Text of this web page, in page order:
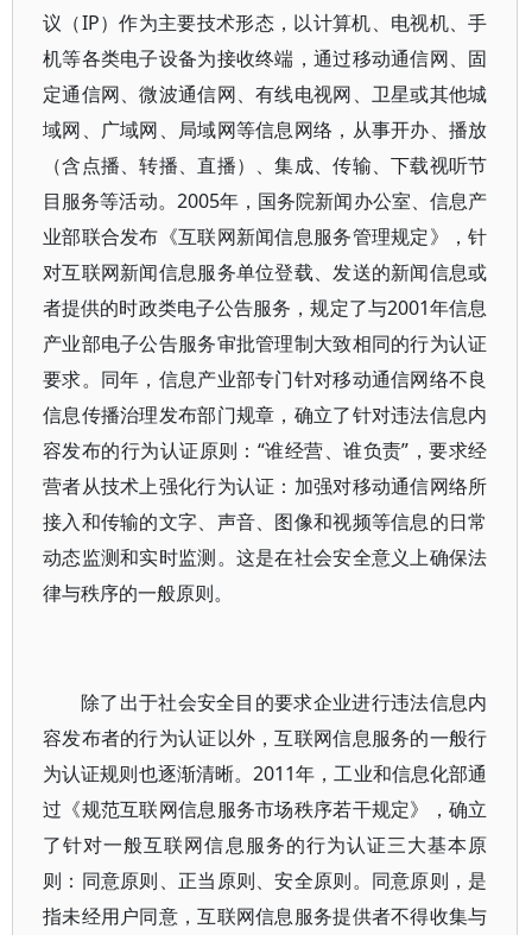
议（IP）作为主要技术形态，以计算机、电视机、手
机等各类电子设备为接收终端，通过移动通信网、固
定通信网、微波通信网、有线电视网、卫星或其他城
域网、广域网、局域网等信息网络，从事开办、播放
（含点播、转播、直播）、集成、传输、下载视听节
目服务等活动。2005年，国务院新闻办公室、信息产
业部联合发布《互联网新闻信息服务管理规定》，针
对互联网新闻信息服务单位登载、发送的新闻信息或
者提供的时政类电子公告服务，规定了与2001年信息
产业部电子公告服务审批管理制大致相同的行为认证
要求。同年，信息产业部专门针对移动通信网络不良
信息传播治理发布部门规章，确立了针对违法信息内
容发布的行为认证原则：“谁经营、谁负责”，要求经
营者从技术上强化行为认证：加强对移动通信网络所
接入和传输的文字、声音、图像和视频等信息的日常
动态监测和实时监测。这是在社会安全意义上确保法
律与秩序的一般原则。
除了出于社会安全目的要求企业进行违法信息内
容发布者的行为认证以外，互联网信息服务的一般行
为认证规则也逐渐清晰。2011年，工业和信息化部通
过《规范互联网信息服务市场秩序若干规定》，确立
了针对一般互联网信息服务的行为认证三大基本原
则：同意原则、正当原则、安全原则。同意原则，是
指未经用户同意，互联网信息服务提供者不得收集与